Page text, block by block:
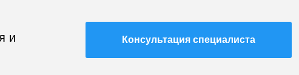
и
Консультация специалиста